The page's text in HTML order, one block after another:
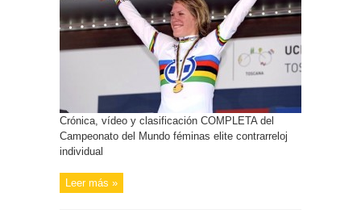
Crónica, vídeo y clasificación COMPLETA del
Campeonato del Mundo féminas elite contrarreloj
individual
Leer más »